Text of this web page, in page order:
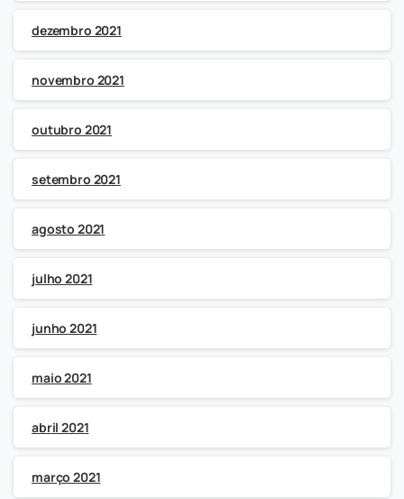
dezembro 2021
novembro 2021
outubro 2021
setembro 2021
agosto 2021
julho 2021
junho 2021
maio 2021
abril 2021
março 2021